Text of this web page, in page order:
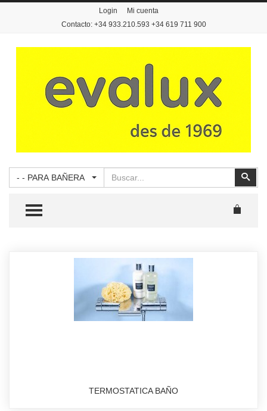
Login
Mi cuenta
Contacto: +34 933.210.593 +34 619 711 900
- - PARA BAÑERA
TOGGLE MENU
TERMOSTATICA BAÑO